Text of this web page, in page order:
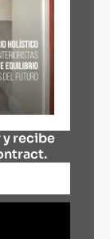
recibe